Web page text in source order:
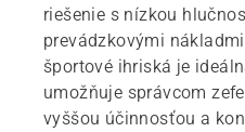
riešenie s nízkou
prevádzkovými
športové ihriská je
umožňuje správcom
vyššou účinnosťou a